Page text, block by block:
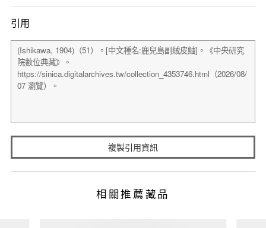
引用
複製引用資訊
相關推薦藏品